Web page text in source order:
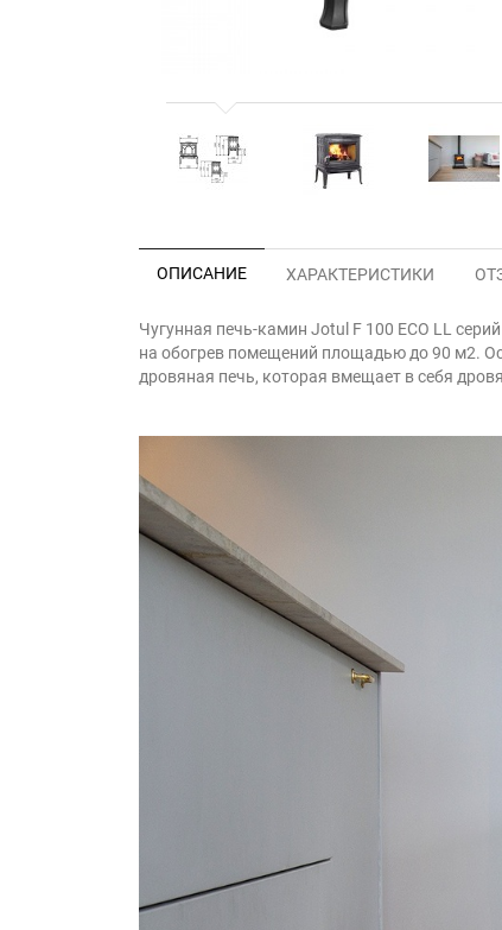
ОПИСАНИЕ ХАРАКТЕРИСТИКИ
Чугунная печь-камин Jotul F 100 ECO LL
на обогрев помещений площадью до 90 м2.
дровяная печь, которая вмещает в себя